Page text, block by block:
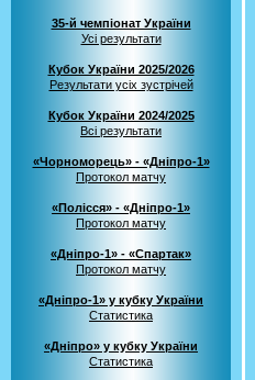
35-й чемпіонат України
Усі результати
Кубок України 2025/2026
Результати усіх зустрічей
Кубок України 2024/2025
Всі результати
«Чорноморець» - «Дніпро-1»
Протокол матчу
«Полісся» - «Дніпро-1»
Протокол матчу
«Дніпро-1» - «Спартак»
Протокол матчу
«Дніпро-1» у кубку України
Статистика
«Дніпро» у кубку України
Статистика